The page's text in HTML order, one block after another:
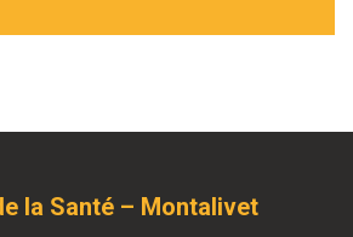
la Santé – Montalivet